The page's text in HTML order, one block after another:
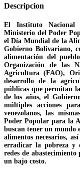
Descripcion
El Instituto Nacional
Ministerio del Poder
el Día Mundial de la
Gobierno Bolivariano,
alimentación del
Organización de las
Agricultura (FAO),
desarrollo de la
públicas que permitan
de los años, el
múltiples acciones
venezolanos, las
Poder Popular para la
buscan tener un mundo
alimentos necesarios,
erradicar la pobreza y
redes de
un bajo costo.